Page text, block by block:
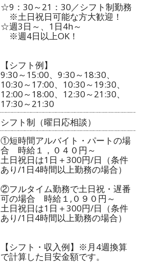
☆9：30～21：30／シフト制勤務
※土日祝日可能な方大歓迎！
☆週3日～、1日4h～
※週4日以上OK！
【シフト例】
9:30～15:00、9:30～18:30、
10:30～17:00、10:30～19:30、
12:00～18:00、12:30～21:30、
17:30～21:30
シフト制（曜日応相談）
①短時間アルバイト・パートの場
合 時給１，０４０円～
土日祝日は1日＋300円/日（条件
あり/1日4時間以上勤務の場合）
②フルタイム勤務で土日祝・遅番
可の場合 時給１,０９０円～
土日祝日は1日＋300円/日（条件
あり/1日4時間以上勤務の場合）
【シフト・収入例】※月4週換算
で計算した目安金額です。